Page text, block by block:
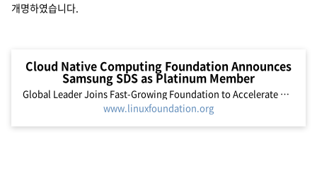
개명하였습니다.
Cloud Native Computing Foundation Announces
Samsung SDS as Platinum Member
Global Leader Joins Fast-Growing Foundation to Accelerate Adoption of Cloud Native Infrastructure, Expands Involvement in Kubernetes
www.linuxfoundation.org